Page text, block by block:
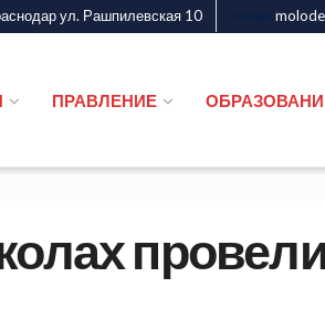
ул. Рашпилевская 10
ПРАВЛЕНИЕ